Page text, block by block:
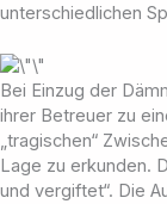
unterschiedlichen
Bei Einzug der
ihrer Betreuer zu
„tragischen“
Lage zu erkunden.
und vergiftet“. Die